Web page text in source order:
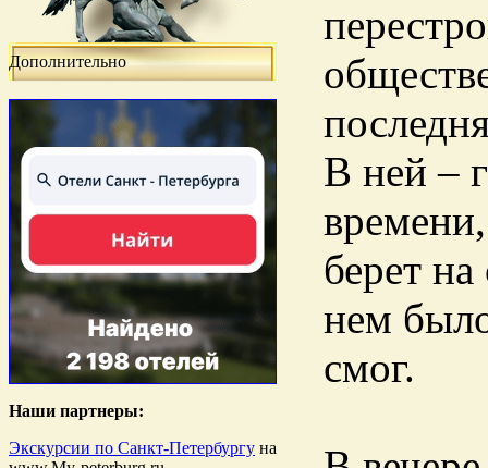
Дополнительно
Наши партнеры:
Экскурсии по Санкт-Петербургу на
В ней –
берет
нем
смог.